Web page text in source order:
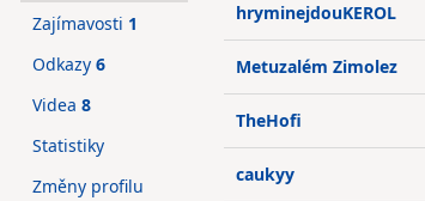
hryminejdouKEROL
Metuzalém Zimolez
TheHofi
caukyy
Zajímavosti 1
Odkazy 6
Videa 8
Statistiky
Změny profilu